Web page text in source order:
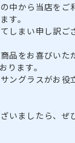
中から当店をご
す。
しまい申し訳ご
品をお喜びいた
ります。
ングラスがお役
いましたら、ぜ